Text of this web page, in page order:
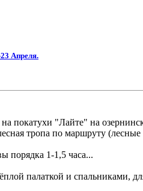
Апреля.
покатухи "Лайте" на
тропа по маршруту
порядка 1-1,5 часа...
палаткой и спальниками,